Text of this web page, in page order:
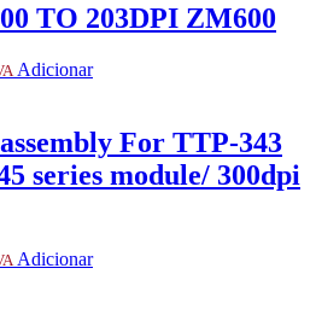
TO 203DPI ZM600
Adicionar
For TTP-343
series module/ 300dpi
Adicionar